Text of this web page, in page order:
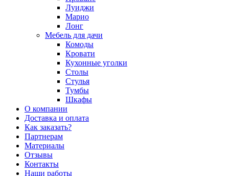
Луиджи
Марио
Лонг
Мебель для дачи
Комоды
Кровати
Кухонные уголки
Столы
Стулья
Тумбы
Шкафы
О компании
Доставка и оплата
Как заказать?
Партнерам
Материалы
Отзывы
Контакты
Наши работы